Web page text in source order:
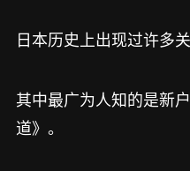
日本历史上出现过许多
其中最广为人知的是新
道》。